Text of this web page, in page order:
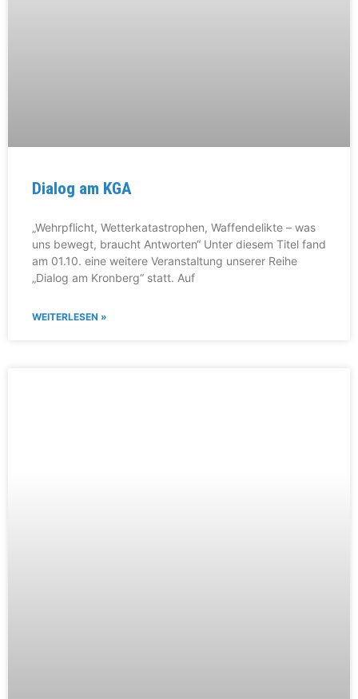
Dialog am KGA
„Wehrpflicht, Wetterkatastrophen, Waffendelikte – was
uns bewegt, braucht Antworten“ Unter diesem Titel fand
am 01.10. eine weitere Veranstaltung unserer Reihe
„Dialog am Kronberg“ statt. Auf
WEITERLESEN »